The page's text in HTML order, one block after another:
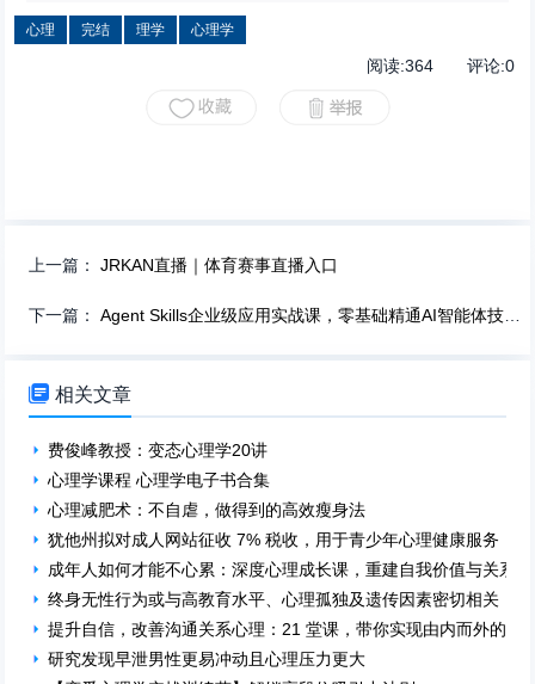
心理 完结 理学 心理学
阅读:364评论:0
上一篇：JRKAN直播｜体育赛事直播入口
下一篇：Agent Skills企业级应用实战课，零基础精通AI智能体技能开发
 相关文章
费俊峰教授：变态心理学20讲
心理学课程 心理学电子书合集
心理减肥术：不自虐，做得到的高效瘦身法
犹他州拟对成人网站征收 7% 税收，用于青少年心理健康服务
成年人如何才能不心累：深度心理成长课，重建自我价值与关系
终身无性行为或与高教育水平、心理孤独及遗传因素密切相关
提升自信，改善沟通关系心理：21 堂课，带你实现由内而外的成
研究发现早泄男性更易冲动且心理压力更大